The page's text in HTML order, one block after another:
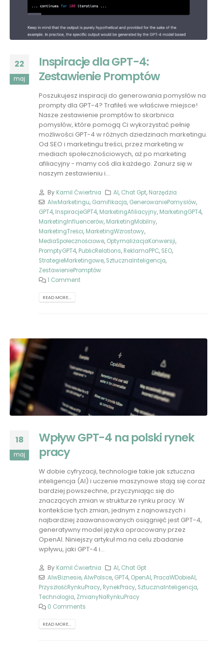
22
maj
Inspiracje dla GPT-4:
Zestawienie Promptów
Poszukujesz inspiracji do generowania pomysłów na
prompty dla GPT-4? Trafiłeś we właściwe miejsce!
Nasze zestawienie promptów to skarbnica
pomysłów, które pomogą Ci wykorzystać pełnię
możliwości GPT-4 w różnych dziedzinach marketingu.
Od SEO i marketingu treści, przez marketing w
mediach społecznościowych, aż po marketing
afiliacyjny - mamy coś dla każdego. Zanurz się w
naszym zestawieniu i...
By Kamil Ćwiertnia AI, Chat Gpt, Narzędzia
AIwMarketingu, Gamifikacja, GenerowaniePomysłów,
GPT4, InspiracjeGPT4, MarketingAfiliacyjny, MarketingGPT4,
MarketingInfluencerów, MarketingMobilny,
MarketingTreści, MarketingWzrostowy,
MediaSpołecznościowe, OptymalizacjaKonwersji,
PromptyGPT4, PublicRelations, ReklamaPPC, SEO,
StrategieMarketingowe, SztucznaInteligencja,
ZestawieniePromptów
1 Comment
READ MORE...
18
maj
Wpływ GPT-4 na polski rynek
pracy
W dobie cyfryzacji, technologie takie jak sztuczna
inteligencja (AI) i uczenie maszynowe stają się coraz
bardziej powszechne, przyczyniając się do
znaczących zmian w strukturze rynku pracy. W
kontekście tych zmian, jednym z najnowszych i
najbardziej zaawansowanych osiągnięć jest GPT-4,
generatywny model języka opracowany przez
OpenAI. Niniejszy artykuł ma na celu zbadanie
wpływu, jaki GPT-4 i...
By Kamil Ćwiertnia AI, Chat Gpt
AIwBiznesie,AIwPolsce, GPT4, OpenAI, PracaWDobieAI,
PrzyszłośćRynkuPracy, RynekPracy, SztucznaInteligencja,
Technologia, ZmianyNaRynkuPracy
0 Comments
READ MORE...